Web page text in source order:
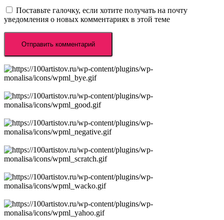
Поставьте галочку, если хотите получать на почту
уведомления о новых комментариях в этой теме